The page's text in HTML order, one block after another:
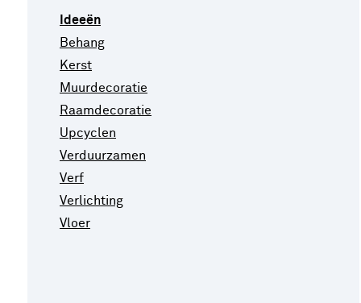
Ideeën
Behang
Kerst
Muurdecoratie
Raamdecoratie
Upcyclen
Verduurzamen
Verf
Verlichting
Vloer